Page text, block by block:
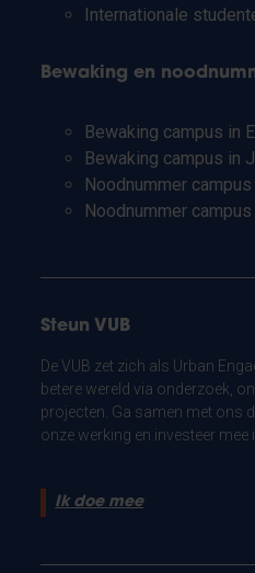
Internationale
Bewaking en
Bewaking campus in
Bewaking campus in
Noodnummer
Noodnummer
Steun VUB
De VUB zet zich als Urban
betere wereld via onderzoek,
projecten. Ga samen met ons
onze werking en investeer mee
Ik doe mee